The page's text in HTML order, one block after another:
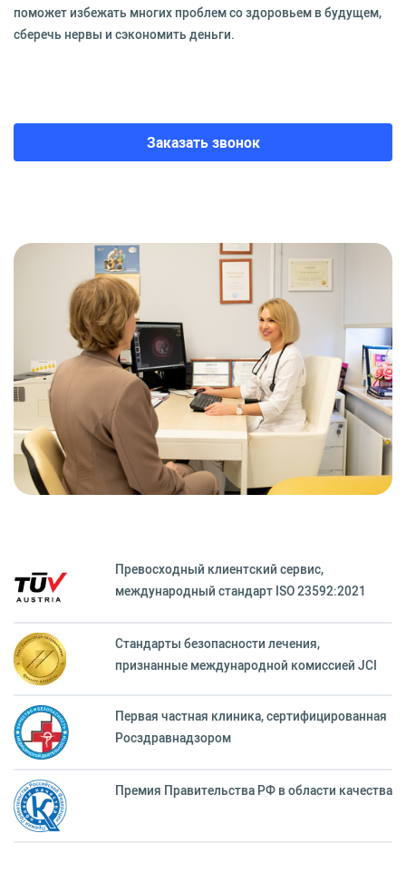
поможет избежать многих проблем со здоровьем в будущем,
сберечь нервы и сэкономить деньги.
Заказать звонок
Превосходный клиентский сервиc,
международный стандарт ISO 23592:2021
Стандарты безопасности лечения,
признанные международной комиссией JCI
Первая частная клиника, сертифицированная
Росздравнадзором
Премия Правительства РФ в области качества